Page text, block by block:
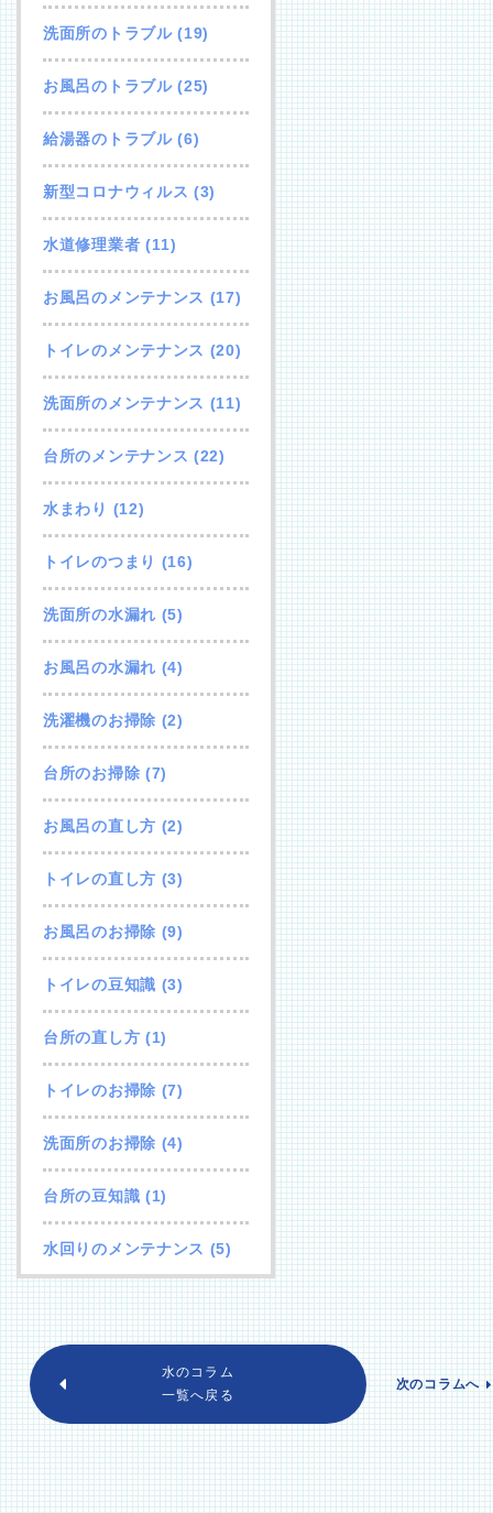
洗面所のトラブル(19)
お風呂のトラブル(25)
給湯器のトラブル(6)
新型コロナウィルス (3)
水道修理業者 (11)
お風呂のメンテナンス (17)
トイレのメンテナンス (20)
洗面所のメンテナンス (11)
台所のメンテナンス (22)
水まわり (12)
トイレのつまり (16)
洗面所の水漏れ (5)
お風呂の水漏れ (4)
洗濯機のお掃除 (2)
台所のお掃除 (7)
お風呂の直し方 (2)
トイレの直し方 (3)
お風呂のお掃除 (9)
トイレの豆知識 (3)
台所の直し方 (1)
トイレのお掃除 (7)
洗面所のお掃除 (4)
台所の豆知識 (1)
水回りのメンテナンス (5)
水のコラム
一覧へ戻る
次のコラムへ